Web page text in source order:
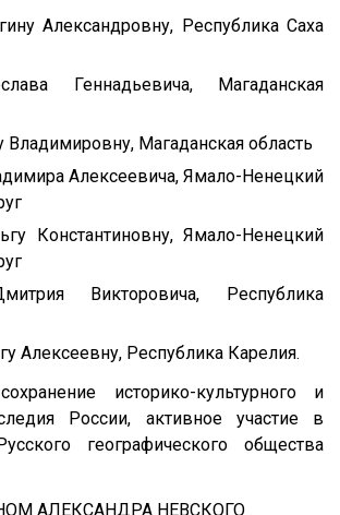
Александровну, Республика Саха
Геннадьевича, Магаданская
Магаданская область
Алексеевича, Ямало-Ненецкий
Константиновну, Ямало-Ненецкий
Викторовича, Республика
Алексеевну, Республика Карелия.
историко-культурного и
России, активное участие в
географического общества
АЛЕКСАНДРА НЕВСКОГО